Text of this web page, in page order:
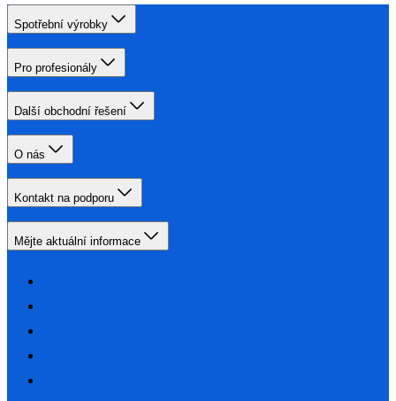
Spotřební výrobky
Pro profesionály
Další obchodní řešení
O nás
Kontakt na podporu
Mějte aktuální informace